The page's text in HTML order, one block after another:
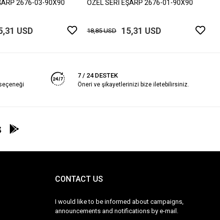
2676-03-90X90
USD
ÖZEL SERİ EŞARP 2676-01-90X90
18,85 USD 15,31 USD
7 / 24 DESTEK
Öneri ve şikayetlerinizi bize iletebilirsiniz.
CONTACT US
I would like to be informed about campaigns,
announcements and notifications by e-mail.